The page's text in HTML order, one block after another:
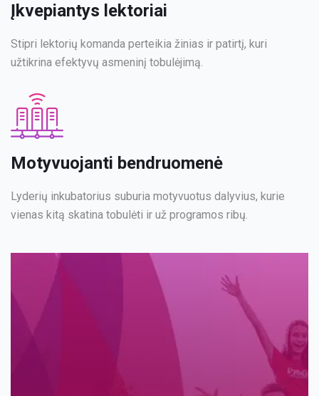
Įkvepiantys lektoriai
Stipri lektorių komanda perteikia žinias ir patirtį, kuri
užtikrina efektyvų asmeninį tobulėjimą.
Motyvuojanti bendruomenė
Lyderių inkubatorius suburia motyvuotus dalyvius, kurie
vienas kitą skatina tobulėti ir už programos ribų.